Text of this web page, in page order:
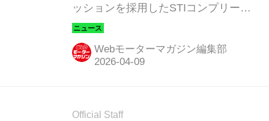
ッションを採用したSTIコンプリート
カー WRX 「STI Sport＃（シャー
プ）」の導入を正式に発表した。
「STI Sport＃」は600台限定の販売
付けられ、購入者が決定する。車両価
Webモーターマガジン編集部
Official Staff